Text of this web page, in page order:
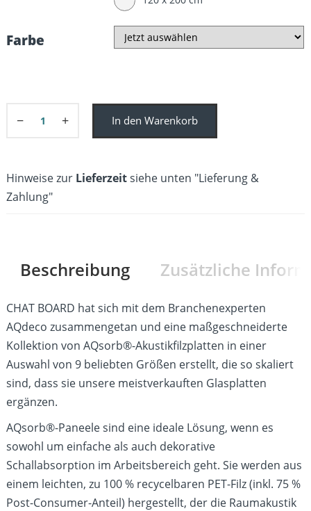
Farbe
+
− In den Warenkorb
Hinweise zur Lieferzeitsiehe unten "Lieferung &
Zahlung"
Beschreibung Zusätzliche
CHAT BOARD hat sich mit dem Branchenexperten
AQdeco zusammengetan und eine maßgeschneiderte
Kollektion von AQsorb®-Akustikfilzplatten in einer
Auswahl von 9 beliebten Größen erstellt, die so skaliert
sind, dass sie unsere meistverkauften Glasplatten
ergänzen.
AQsorb®-Paneele sind eine ideale Lösung, wenn es
sowohl um einfache als auch dekorative
Schallabsorption im Arbeitsbereich geht. Sie werden aus
einem leichten, zu 100 % recycelbaren PET-Filz (inkl. 75 %
Post-Consumer-Anteil) hergestellt, der die Raumakustik